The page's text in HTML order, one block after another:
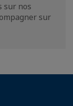
sur nos
sur